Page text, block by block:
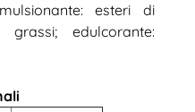
esteri di
edulcorante: